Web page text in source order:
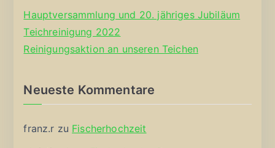
Hauptversammlung und 20. jähriges Jubiläum
Teichreinigung 2022
Reinigungsaktion an unseren Teichen
Neueste Kommentare
franz.r zu Fischerhochzeit